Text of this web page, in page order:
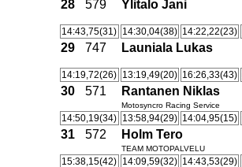
28 579 Ylitalo Jani
14:43,75(31) 14:30,04(38) 14:22,22(23)
29 747 Launiala Lukas
14:19,72(26) 13:19,49(20) 16:26,33(43)
30 571 Rantanen Niklas
Motosyncro Racing Service
14:50,19(34) 13:58,94(29) 14:04,95(15)
31 572 Holm Tero
TEAM MOTOPALVELU
15:38,15(42) 14:09,59(32) 14:43,53(29)